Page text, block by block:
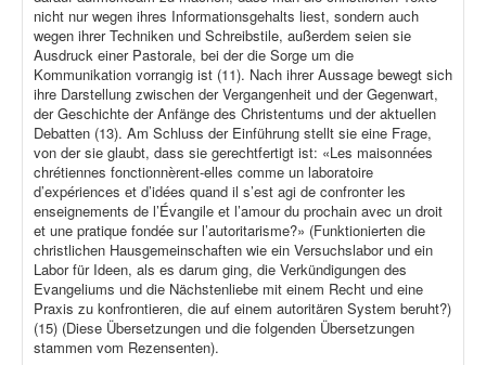
nicht nur wegen ihres Informationsgehalts liest, sondern auch
wegen ihrer Techniken und Schreibstile, außerdem seien sie
Ausdruck einer Pastorale, bei der die Sorge um die
Kommunikation vorrangig ist (11). Nach ihrer Aussage bewegt sich
ihre Darstellung zwischen der Vergangenheit und der Gegenwart,
der Geschichte der Anfänge des Christentums und der aktuellen
Debatten (13). Am Schluss der Einführung stellt sie eine Frage,
von der sie glaubt, dass sie gerechtfertigt ist: «Les maisonnées
chrétiennes fonctionnèrent-elles comme un laboratoire
d’expériences et d’idées quand il s’est agi de confronter les
enseignements de l’Évangile et l’amour du prochain avec un droit
et une pratique fondée sur l’autoritarisme?» (Funktionierten die
christlichen Hausgemeinschaften wie ein Versuchslabor und ein
Labor für Ideen, als es darum ging, die Verkündigungen des
Evangeliums und die Nächstenliebe mit einem Recht und eine
Praxis zu konfrontieren, die auf einem autoritären System beruht?)
(15) (Diese Übersetzungen und die folgenden Übersetzungen
stammen vom Rezensenten).